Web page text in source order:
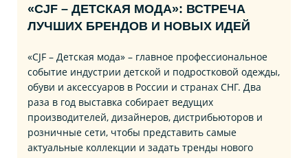
«CJF – ДЕТСКАЯ МОДА»: ВСТРЕЧА
ЛУЧШИХ БРЕНДОВ И НОВЫХ ИДЕЙ
«CJF – Детская мода» – главное профессиональное
событие индустрии детской и подростковой одежды,
обуви и аксессуаров в России и странах СНГ. Два
раза в год выставка собирает ведущих
производителей, дизайнеров, дистрибьюторов и
розничные сети, чтобы представить самые
актуальные коллекции и задать тренды нового